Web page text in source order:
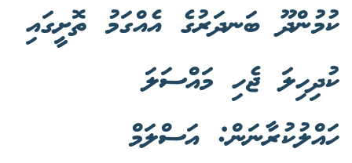
ކުމުންދޫ ބަނދަރުގެ އެއްގަމު ތޮށީގައި
ކުދިހިލަ ޖެހި މައްސަލަ
ހައްލުކުރާނަން: އަސްލަމް